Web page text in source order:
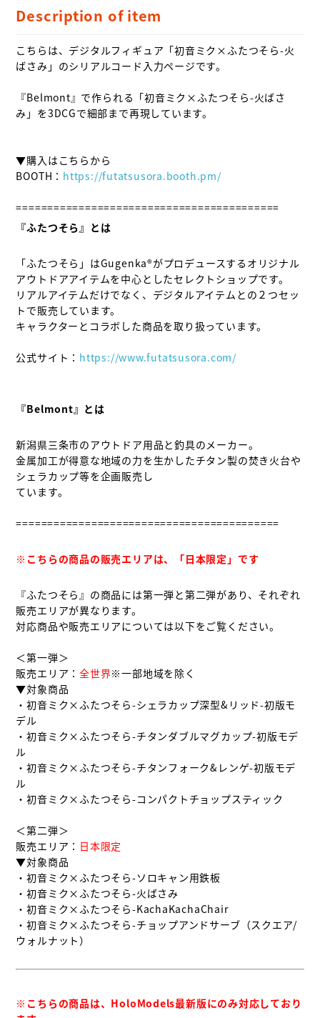
Description of item
こちらは、デジタルフィギュア「初音ミク×ふたつそら-火
ばさみ」のシリアルコード入力ページです。
『Belmont』で作られる「初音ミク×ふたつそら-火ばさ
み」を3DCGで細部まで再現しています。
▼購入はこちらから
BOOTH： https://futatsusora.booth.pm/
『ふたつそら』とは
「ふたつそら」はGugenka®がプロデュースするオリジナル
アウトドアアイテムを中心としたセレクトショップです。
リアルアイテムだけでなく、デジタルアイテムとの２つセッ
トで販売しています。
キャラクターとコラボした商品を取り扱っています。
公式サイト： https://www.futatsusora.com/
『Belmont』とは
新潟県三条市のアウトドア用品と釣具のメーカー。
金属加工が得意な地域の力を生かしたチタン製の焚き火台や
シェラカップ等を企画販売し
ています。
==========================================
※こちらの商品の販売エリアは、「日本限定」です
『ふたつそら』の商品には第一弾と第二弾があり、それぞれ
販売エリアが異なります。
対応商品や販売エリアについては以下をご覧ください。
＜第一弾＞
販売エリア：全世界※一部地域を除く
▼対象商品
・初音ミク×ふたつそら-シェラカップ深型&リッド-初版モ
デル
・初音ミク×ふたつそら-チタンダブルマグカップ-初版モデ
ル
・初音ミク×ふたつそら-チタンフォーク&レンゲ-初版モデ
ル
・初音ミク×ふたつそら-コンパクトチョップスティック
＜第二弾＞
販売エリア： 日本限定
▼対象商品
・初音ミク×ふたつそら-ソロキャン用鉄板
・初音ミク×ふたつそら-火ばさみ
・初音ミク×ふたつそら-KachaKachaChair
・初音ミク×ふたつそら-チョップアンドサーブ（スクエア/
ウォルナット）
※こちらの商品は、HoloModels最新版にのみ対応しており